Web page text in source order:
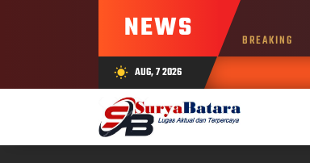
NEWS BREAKING
wb_sunny AUG, 7 2026